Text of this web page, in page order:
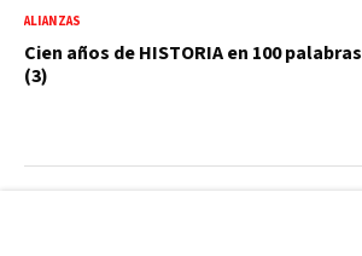
ALIANZAS
Cien años de HISTORIA en 100 palabras
(3)